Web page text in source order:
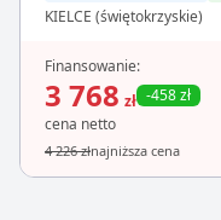
KIELCE (świętokrzyskie)
Finansowanie:
3 768 zł -458 zł
cena netto
4 226 złnajniższa cena